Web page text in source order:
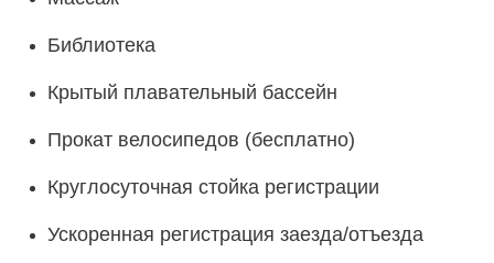
Библиотека
Крытый плавательный бассейн
Прокат велосипедов (бесплатно)
Круглосуточная стойка регистрации
Ускоренная регистрация заезда/отъезда